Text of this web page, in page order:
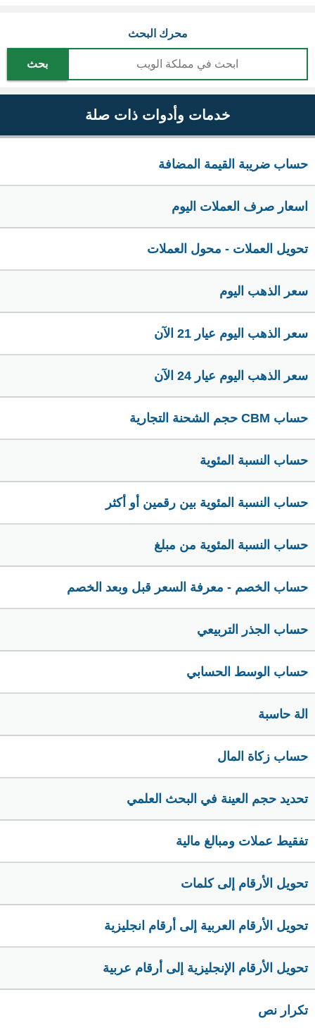
محرك البحث
بحث
خدمات وأدوات ذات صلة
حساب ضريبة القيمة المضافة
اسعار صرف العملات اليوم
تحويل العملات - محول العملات
سعر الذهب اليوم
سعر الذهب اليوم عيار 21 الآن
سعر الذهب اليوم عيار 24 الآن
حساب CBM حجم الشحنة التجارية
حساب النسبة المئوية
حساب النسبة المئوية بين رقمين أو أكثر
حساب النسبة المئوية من مبلغ
حساب الخصم - معرفة السعر قبل وبعد الخصم
حساب الجذر التربيعي
حساب الوسط الحسابي
الة حاسبة
حساب زكاة المال
تحديد حجم العينة في البحث العلمي
تفقيط عملات ومبالغ مالية
تحويل الأرقام إلى كلمات
تحويل الأرقام العربية إلى أرقام انجليزية
تحويل الأرقام الإنجليزية إلى أرقام عربية
تكرار نص